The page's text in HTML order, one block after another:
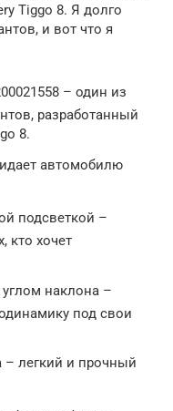
Tiggo 8. Я долго
и вот что я
– один из
разработанный
8.
автомобилю
подсветкой –
кто хочет
наклона –
под свои
– легкий и прочный